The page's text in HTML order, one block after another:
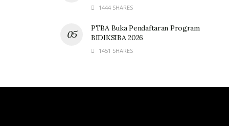
1444 SHARES
PTBA Buka Pendaftaran Program
BIDIKSIBA 2026
1451 SHARES